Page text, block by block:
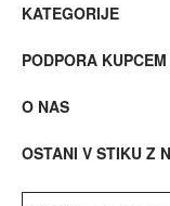
KATEGORIJE
PODPORA KUPCEM
O NAS
OSTANI V STIKU Z